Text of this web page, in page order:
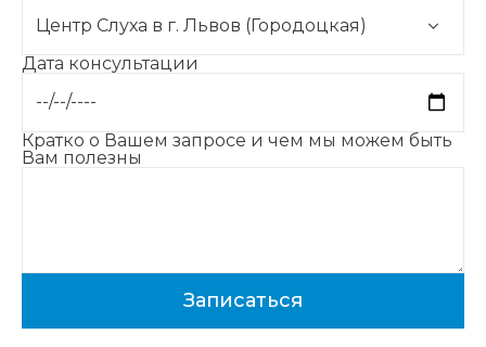
Дата консультации
Кратко о Вашем запросе и чем мы можем быть
Вам полезны